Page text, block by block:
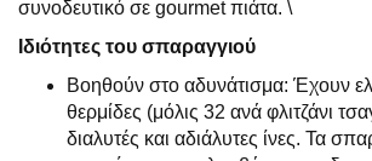
συνοδευτικό σε gourmet πιάτα. \
Ιδιότητες του σπαραγγιού
Βοηθούν στο αδυνάτισμα: Έχουν
θερμίδες (μόλις 32 ανά φλιτζάνι
διαλυτές και αδιάλυτες ίνες. Τα